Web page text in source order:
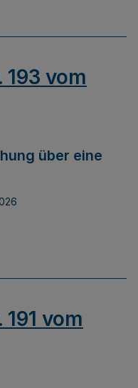
193 vom
über eine
vom